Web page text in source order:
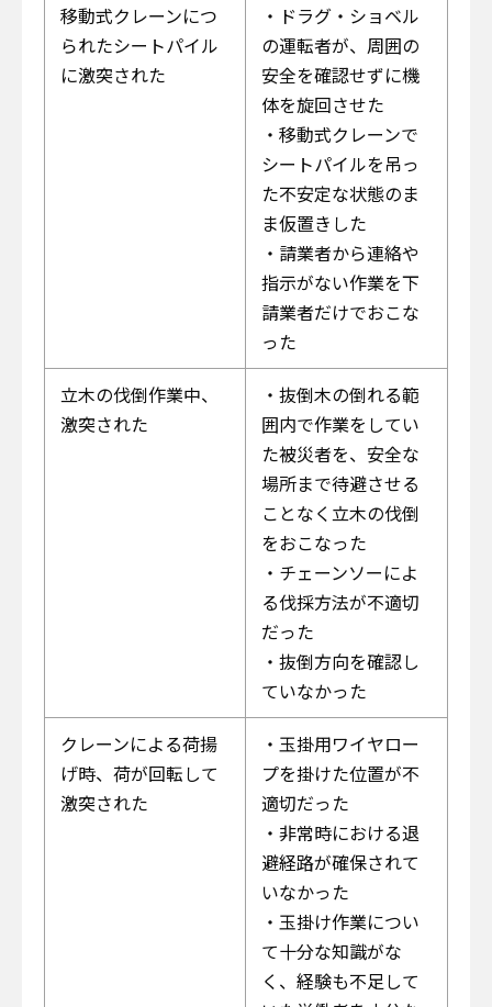
移動式クレーンにつ
られたシートパイル
に激突された
・ドラグ・ショベル
の運転者が、周囲の
安全を確認せずに機
体を旋回させた
・移動式クレーンで
シートパイルを吊っ
た不安定な状態のま
ま仮置きした
・請業者から連絡や
指示がない作業を下
請業者だけでおこな
った
立木の伐倒作業中、
激突された
・抜倒木の倒れる範
囲内で作業をしてい
た被災者を、安全な
場所まで待避させる
ことなく立木の伐倒
をおこなった
・チェーンソーによ
る伐採方法が不適切
だった
・抜倒方向を確認し
ていなかった
クレーンによる荷揚
げ時、荷が回転して
激突された
・玉掛用ワイヤロー
プを掛けた位置が不
適切だった
・非常時における退
避経路が確保されて
いなかった
・玉掛け作業につい
て十分な知識がな
く、経験も不足して